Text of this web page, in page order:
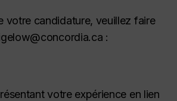
votre candidature, veuillez faire
:
votre expérience en lien